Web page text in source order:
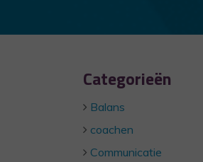
Categorieën
Balans
coachen
Communicatie